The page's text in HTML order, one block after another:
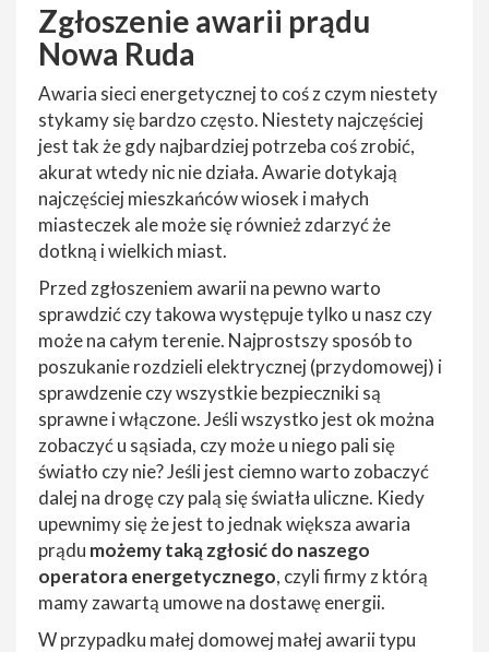
Zgłoszenie awarii prądu
Nowa Ruda
Awaria sieci energetycznej to coś z czym niestety
stykamy się bardzo często. Niestety najczęściej
jest tak że gdy najbardziej potrzeba coś zrobić,
akurat wtedy nic nie działa. Awarie dotykają
najczęściej mieszkańców wiosek i małych
miasteczek ale może się również zdarzyć że
dotkną i wielkich miast.
Przed zgłoszeniem awarii na pewno warto
sprawdzić czy takowa występuje tylko u nasz czy
może na całym terenie. Najprostszy sposób to
poszukanie rozdzieli elektrycznej (przydomowej) i
sprawdzenie czy wszystkie bezpieczniki są
sprawne i włączone. Jeśli wszystko jest ok można
zobaczyć u sąsiada, czy może u niego pali się
światło czy nie? Jeśli jest ciemno warto zobaczyć
dalej na drogę czy palą się światła uliczne. Kiedy
upewnimy się że jest to jednak większa awaria
prądu możemy taką zgłosić do naszego
operatora energetycznego, czyli firmy z którą
mamy zawartą umowe na dostawę energii.
W przypadku małej domowej małej awarii typu